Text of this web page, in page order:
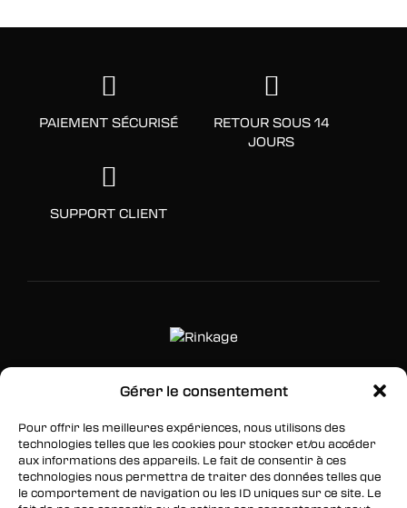
Gérer le consentement
Pour offrir les meilleures expériences, nous utilisons des
technologies telles que les cookies pour stocker et/ou accéder
aux informations des appareils. Le fait de consentir à ces
technologies nous permettra de traiter des données telles que
le comportement de navigation ou les ID uniques sur ce site. Le
PAIEMENT SÉCURISÉ
RETOUR SOUS 14
JOURS
SUPPORT CLIENT
SUIVEZ-NOUS
Facebook
Twitter
Instagram